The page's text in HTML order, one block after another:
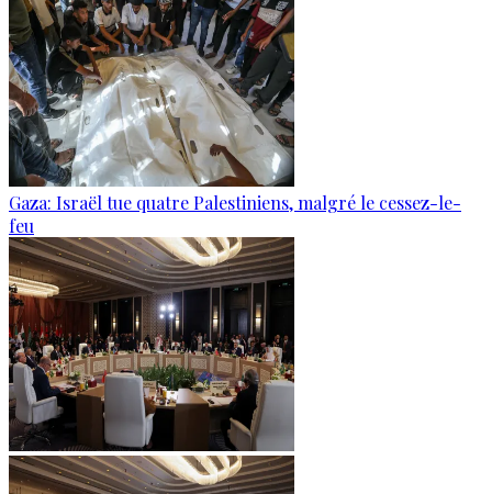
Gaza: Israël tue quatre Palestiniens, malgré le cessez-le-
feu